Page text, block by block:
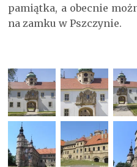
pamiątka, a obecnie
na zamku w Pszczynie.